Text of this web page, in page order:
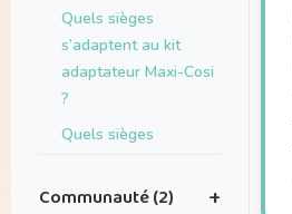
Quels sièges
s’adaptent au kit
adaptateur Maxi-Cosi
?
Quels sièges
porte-bagages de la
Communauté (2) +